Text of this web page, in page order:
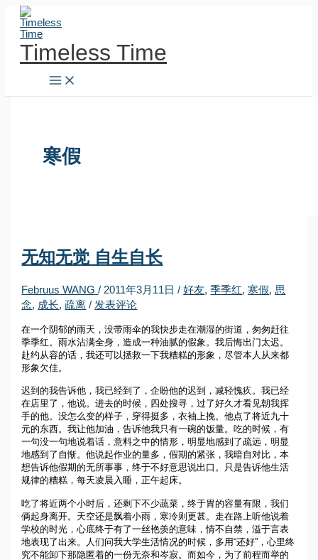
Timeless Time
寒假
无知无觉 自生自长
Februus WANG/ 2011年3月11日/好友,季季红, 寒假, 思
念, 成长, 疏离 / 发表评论
在一个阴郁的雨天，没带雨伞的我快步走在潮湿的街道，匆匆赶往
季季红。雨水沾满全身，造成一种油腻的假象。我后悔出门太迟。
赴约从容的话，我还可以拯救一下我糟糕的形象，尽管本人从来都
形象欠佳。
迟到的我告诉他，我已经到了，企盼他的迟到，减轻愧疚。我已经
在店里了，他说。进去的时候，四处搜寻，过了好久才看见朝我挥
手的他。没怎么变的样子，穿得挺多，衣袖上挽。他点了将近九十
元的东西。我让他加油，告诉他我只有一碗的饭量。吃的时候，有
一句没一句地说着话，意料之中的情形，明显地感到了疏远，明显
地感到了自惭。他说起作业的量多，假期的紧张，我暗自对比，本
想告诉他假期的无所事事，终于不好意思说出口。只是告诉他生活
规律的糟糕，每天凌晨入睡，正午起床。
吃了将近两个小时后，还剩下不少蔬菜，终于胃的容量有限，我们
俩起身离开。天空还是飘着小雨，寒冷则更甚。走在路上听他说着
学校的时光，心底终于有了一丝艳羡的意味，情不自禁，溢于言表
地表现了出来。人们问我大学生活情况的时候，多用“还好”，心里终
究不能卸下那隐匿着的一份无奈和岑寂。而如今，为了前程而举的